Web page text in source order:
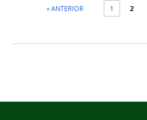
« ANTERIOR 1 2